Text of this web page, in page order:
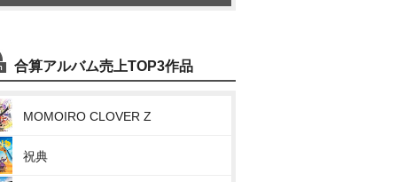
合算アルバム売上TOP3作品
MOMOIRO CLOVER Z
祝典